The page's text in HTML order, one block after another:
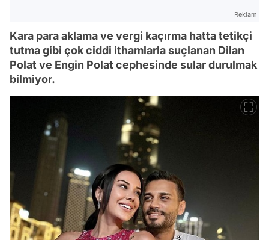
Reklam
Kara para aklama ve vergi kaçırma hatta tetikçi
tutma gibi çok ciddi ithamlarla suçlanan Dilan
Polat ve Engin Polat cephesinde sular durulmak
bilmiyor.